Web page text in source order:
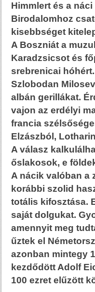
Himmlert és a
Birodalomhoz
kisebbséget
A Boszniát a
Karadzsicsot és
srebrenicai
Szlobodan
albán gerillákat.
vajon az erdélyi
francia
Elzászból,
A válasz
őslakosok, e
A nácik valóban a
korábbi szolid
totális kifosztása.
saját dolgukat.
amennyit meg
űztek el
azonban mintegy
kezdődött Adolf
100 ezret elűzött